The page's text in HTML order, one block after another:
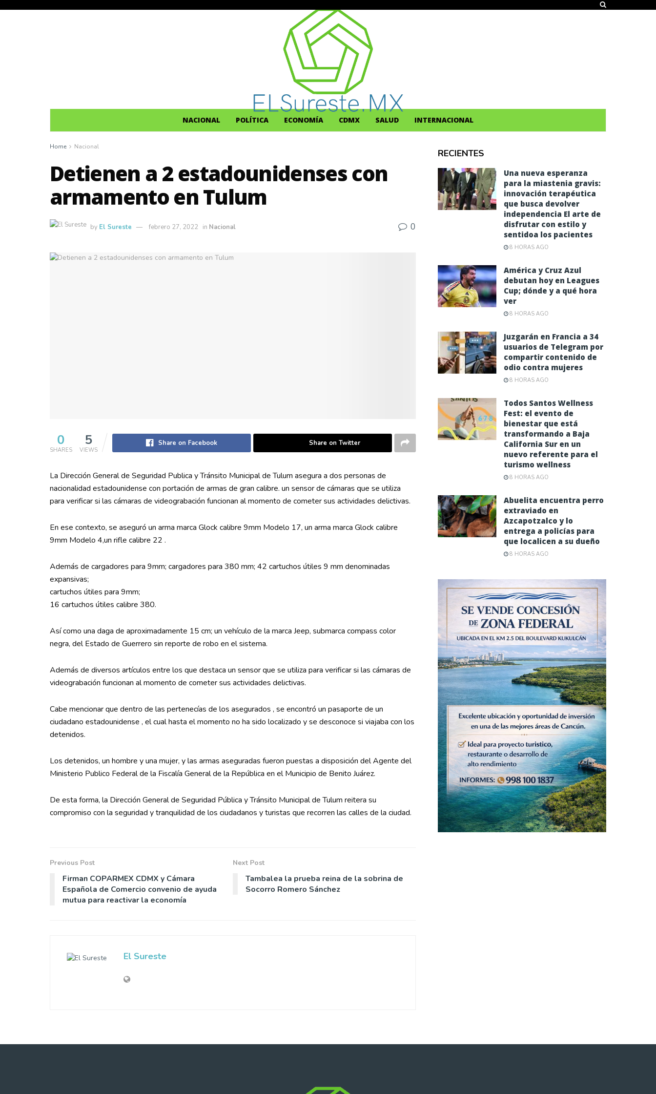
NACIONAL POLÍTICA ECONOMÍA CDMX SALUD INTERNACIONAL
Home Nacional
Detienen a 2 estadounidenses con
armamento en Tulum
by El Sureste febrero 27, 2022 in Nacional 0
0
SHARES
5
VIEWS
Share on Facebook Share on Twitter
La Dirección General de Seguridad Publica y Tránsito Municipal de Tulum asegura a dos personas de
nacionalidad estadounidense con portación de armas de gran calibre. un sensor de cámaras que se utiliza
para verificar si las cámaras de videograbación funcionan al momento de cometer sus actividades delictivas.
En ese contexto, se aseguró un arma marca Glock calibre 9mm Modelo 17, un arma marca Glock calibre
9mm Modelo 4,un rifle calibre 22 .
Además de cargadores para 9mm; cargadores para 380 mm; 42 cartuchos útiles 9 mm denominadas
expansivas;
cartuchos útiles para 9mm;
16 cartuchos útiles calibre 380.
Así como una daga de aproximadamente 15 cm; un vehículo de la marca Jeep, submarca compass color
negra, del Estado de Guerrero sin reporte de robo en el sistema.
Además de diversos artículos entre los que destaca un sensor que se utiliza para verificar si las cámaras de
videograbación funcionan al momento de cometer sus actividades delictivas.
Cabe mencionar que dentro de las pertenecías de los asegurados , se encontró un pasaporte de un
ciudadano estadounidense , el cual hasta el momento no ha sido localizado y se desconoce si viajaba con los
detenidos.
Los detenidos, un hombre y una mujer, y las armas aseguradas fueron puestas a disposición del Agente del
Ministerio Publico Federal de la Fiscalía General de la República en el Municipio de Benito Juárez.
De esta forma, la Dirección General de Seguridad Pública y Tránsito Municipal de Tulum reitera su
compromiso con la seguridad y tranquilidad de los ciudadanos y turistas que recorren las calles de la ciudad.
Previous Post
Firman COPARMEX CDMX y Cámara
Española de Comercio convenio de ayuda
mutua para reactivar la economía
Next Post
Tambalea la prueba reina de la sobrina de
Socorro Romero Sánchez
El Sureste
RECIENTES
Una nueva esperanza
para la miastenia gravis:
innovación terapéutica
que busca devolver
independencia El arte de
disfrutar con estilo y
sentidoa los pacientes
8 HORAS AGO
América y Cruz Azul
debutan hoy en Leagues
Cup; dónde y a qué hora
ver
8 HORAS AGO
Juzgarán en Francia a 34
usuarios de Telegram por
compartir contenido de
odio contra mujeres
8 HORAS AGO
Todos Santos Wellness
Fest: el evento de
bienestar que está
transformando a Baja
California Sur en un
nuevo referente para el
turismo wellness
8 HORAS AGO
Abuelita encuentra perro
extraviado en
Azcapotzalco y lo
entrega a policías para
que localicen a su dueño
8 HORAS AGO